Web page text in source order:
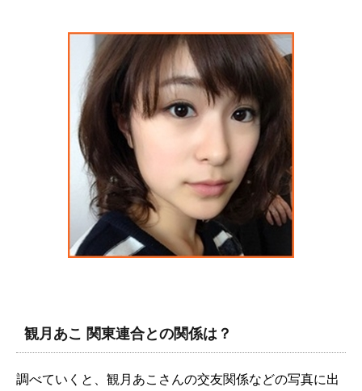
観月あこ 関東連合との関係は？
調べていくと、観月あこさんの交友関係などの写真に出